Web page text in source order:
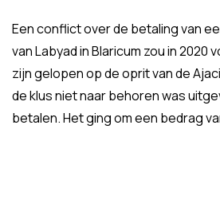
Een conflict over de betaling van
van Labyad in Blaricum zou in 2020
zijn gelopen op de oprit van de
de klus niet naar behoren was
betalen. Het ging om een bedrag